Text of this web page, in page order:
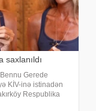
saxlanıldı
Gerede
KİV-inə istinadən
Respublika